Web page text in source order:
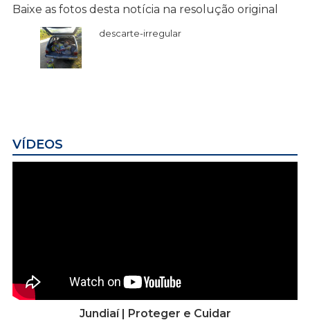
Baixe as fotos desta notícia na resolução original
descarte-irregular
VÍDEOS
Jundiaí | Proteger e Cuidar